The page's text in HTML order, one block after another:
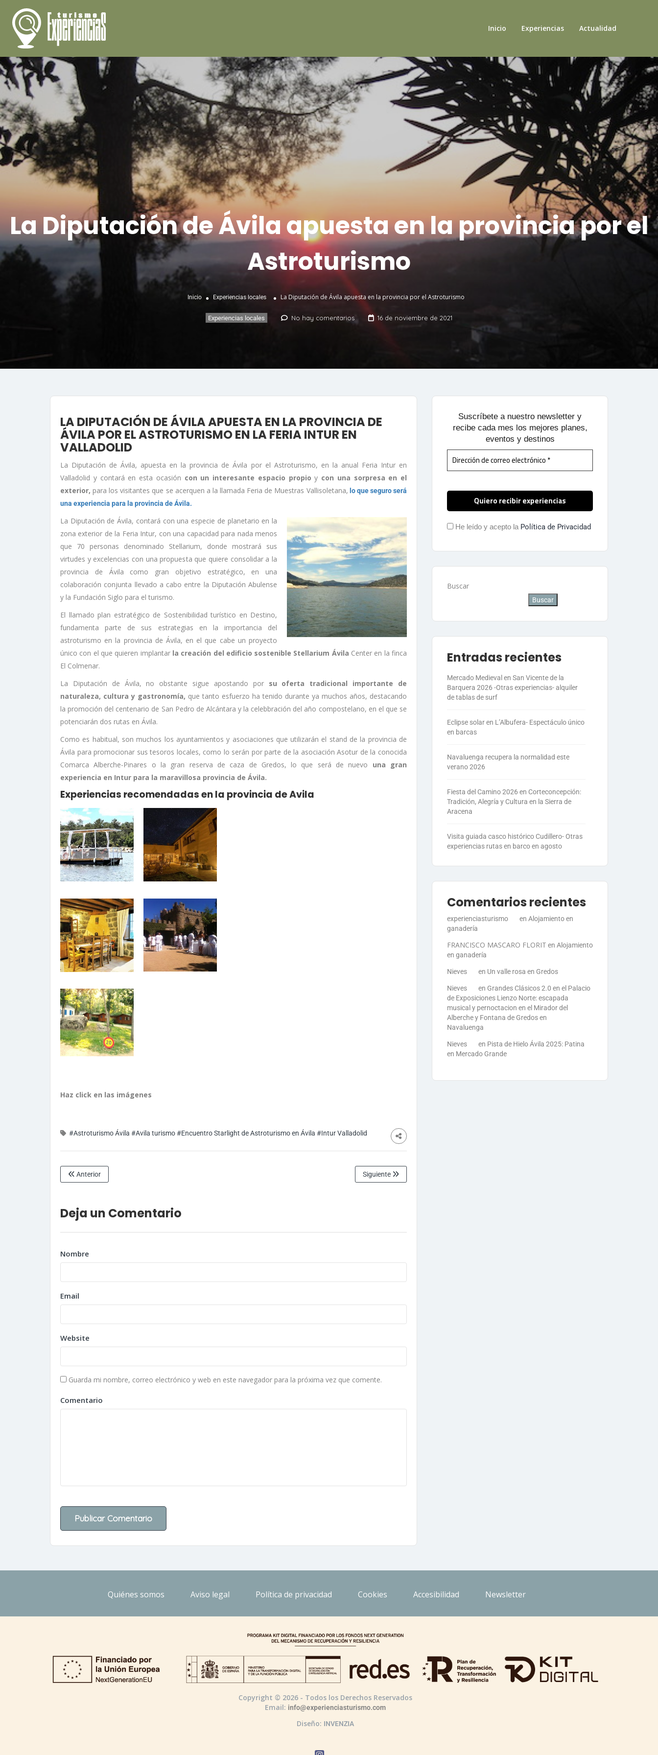
Inicio Experiencias Actualidad
La Diputación de Ávila apuesta en la provincia por el
Astroturismo
Inicio Experiencias locales La Diputación de Ávila apuesta en la provincia por el Astroturismo
Experiencias locales No hay comentarios 16 de noviembre de 2021
LA DIPUTACIÓN DE ÁVILA APUESTA EN LA PROVINCIA DE
ÁVILA POR EL ASTROTURISMO EN LA FERIA INTUR EN
VALLADOLID
La Diputación de Ávila, apuesta en la provincia de Ávila por el Astroturismo, en la anual Feria Intur en
Valladolid y contará en esta ocasión con un interesante espacio propio y con una sorpresa en el
exterior, para los visitantes que se acerquen a la llamada Feria de Muestras Vallisoletana, lo que seguro será
una experiencia para la provincia de Ávila.
La Diputación de Ávila, contará con una especie de planetario en la
zona exterior de la Feria Intur, con una capacidad para nada menos
que 70 personas denominado Stellarium, donde mostrará sus
virtudes y excelencias con una propuesta que quiere consolidar a la
provincia de Ávila como gran objetivo estratégico, en una
colaboración conjunta llevado a cabo entre la Diputación Abulense
y la Fundación Siglo para el turismo.
El llamado plan estratégico de Sostenibilidad turístico en Destino,
fundamenta parte de sus estrategias en la importancia del
astroturismo en la provincia de Ávila, en el que cabe un proyecto
único con el que quieren implantar la creación del edificio sostenible Stellarium Ávila Center en la finca
El Colmenar.
La Diputación de Ávila, no obstante sigue apostando por su oferta tradicional importante de
naturaleza, cultura y gastronomía, que tanto esfuerzo ha tenido durante ya muchos años, destacando
la promoción del centenario de San Pedro de Alcántara y la celebbración del año compostelano, en el que se
potenciarán dos rutas en Ávila.
Como es habitual, son muchos los ayuntamientos y asociaciones que utilizarán el stand de la provincia de
Ávila para promocionar sus tesoros locales, como lo serán por parte de la asociación Asotur de la conocida
Comarca Alberche-Pinares o la gran reserva de caza de Gredos, lo que será de nuevo una gran
experiencia en Intur para la maravillosa provincia de Ávila.
Experiencias recomendadas en la provincia de Avila
Haz click en las imágenes
#Astroturismo Ávila #Avila turismo#Encuentro Starlight de Astroturismo en Ávila #Intur Valladolid
Anterior Siguiente
Deja un Comentario
Nombre
Email
Website
Guarda mi nombre, correo electrónico y web en este navegador para la próxima vez que comente.
Comentario
Suscríbete a nuestro newsletter y
recibe cada mes los mejores planes,
eventos y destinos
He leído y acepto la Política de Privacidad
Buscar
Buscar
Entradas recientes
Mercado Medieval en San Vicente de la
Barquera 2026 -Otras experiencias- alquiler
de tablas de surf
Eclipse solar en L’Albufera- Espectáculo único
en barcas
Navaluenga recupera la normalidad este
verano 2026
Fiesta del Camino 2026 en Corteconcepción:
Tradición, Alegría y Cultura en la Sierra de
Aracena
Visita guiada casco histórico Cudillero- Otras
experiencias rutas en barco en agosto
Comentarios recientes
experienciasturismo en Alojamiento en
ganadería
FRANCISCO MASCARO FLORIT en Alojamiento
en ganadería
Nieves en Un valle rosa en Gredos
Nieves en Grandes Clásicos 2.0 en el Palacio
de Exposiciones Lienzo Norte: escapada
musical y pernoctacion en el Mirador del
Alberche y Fontana de Gredos en
Navaluenga
Nieves en Pista de Hielo Ávila 2025: Patina
en Mercado Grande
Quiénes somos Aviso legal Política de privacidad Cookies Accesibilidad Newsletter
Copyright © 2026 - Todos los Derechos Reservados
Email: info@experienciasturismo.com
Diseño: INVENZIA